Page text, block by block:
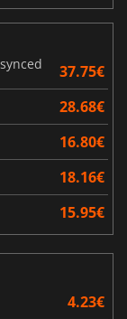
37.75€
28.68€
16.80€
18.16€
15.95€
4.23€